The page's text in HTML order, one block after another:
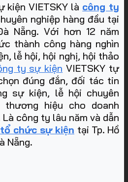
VIETSKY là công ty
nghiệp hàng đầu tại
Nẵng. Với hơn 12 năm
thành công hàng nghìn
lễ hội, hội nghị, hội thảo
ty sự kiện VIETSKY tự
đúng đắn, đối tác tin
sự kiện, lễ hội chuyên
thương hiệu cho doanh
công ty lâu năm và dẫn
tổ chức sự kiện tại Tp. Hồ
Nẵng.